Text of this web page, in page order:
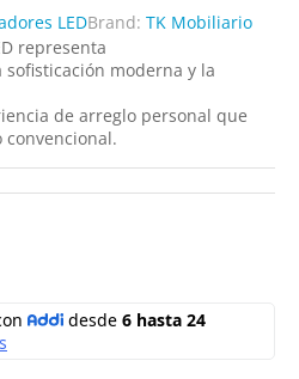
LEDBrand: TK Mobiliario
representa
moderna y la
de arreglo personal que